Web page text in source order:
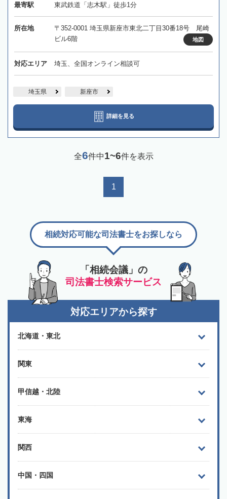
最寄駅 東武鉄道「志木駅」徒歩1分
所在地
〒352-0001 埼玉県新座市東北二丁目30番18号 尾崎
ビル6階
地図
対応エリア 埼玉、全国オンライン相談可
埼玉県 新座市
詳細を見る
全6件中1~6件を表示
1
「相続会議」の
司法書士検索サービス
相続対応可能な司法書士をお探しなら
対応エリアから探す
北海道・東北
関東
甲信越・北陸
東海
関西
中国・四国